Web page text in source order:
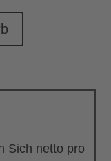
Sich netto pro